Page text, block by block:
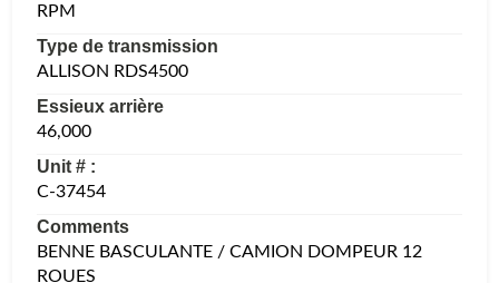
RPM
Type de transmission
ALLISON RDS4500
Essieux arrière
46,000
Unit # :
C-37454
Comments
BENNE BASCULANTE / CAMION DOMPEUR 12
ROUES